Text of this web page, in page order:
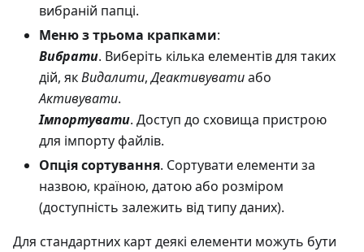
вибраній папці.
Меню з трьома крапками:
Вибрати. Виберіть кілька елементів для таких
дій, якВидалити,Деактивуватиабо
Активувати.
Імпортувати. Доступ до сховища пристрою
для імпорту файлів.
Опція сортування. Сортувати елементи за
назвою, країною, датою або розміром
(доступність залежить від типу даних).
Для стандартних карт деякі елементи можуть бути